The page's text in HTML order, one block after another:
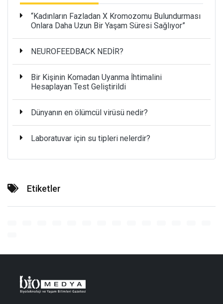
“Kadınların Fazladan X Kromozomu Bulundurması
Onlara Daha Uzun Bir Yaşam Süresi Sağlıyor”
NEUROFEEDBACK NEDİR?
Bir Kişinin Komadan Uyanma İhtimalini
Hesaplayan Test Geliştirildi
Dünyanın en ölümcül virüsü nedir?
Laboratuvar için su tipleri nelerdir?
Etiketler